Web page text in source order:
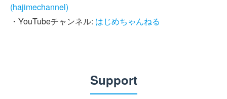
(hajimechannel)
・YouTubeチャンネル: はじめちゃんねる
Support